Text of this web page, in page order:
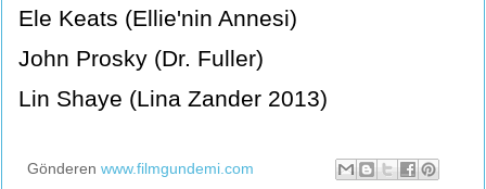
Ele Keats (Ellie'nin Annesi)
John Prosky (Dr. Fuller)
Lin Shaye (Lina Zander 2013)
Gönderen www.filmgundemi.com